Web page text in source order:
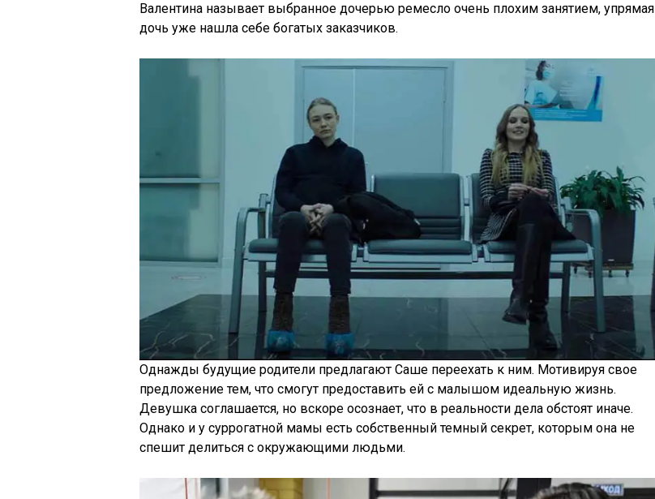
Валентина называет выбранное дочерью ремесло очень плохим занятием, упрямая
дочь уже нашла себе богатых заказчиков.
Однажды будущие родители предлагают Саше переехать к ним. Мотивируя свое
предложение тем, что смогут предоставить ей с малышом идеальную жизнь.
Девушка соглашается, но вскоре осознает, что в реальности дела обстоят иначе.
Однако и у суррогатной мамы есть собственный темный секрет, которым она не
спешит делиться с окружающими людьми.